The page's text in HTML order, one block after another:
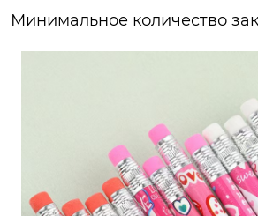
Минимальное количество